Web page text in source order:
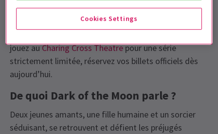
Dark of the Moonest une comédie musicale
surnaturelle sur la sorcellerie, les préjugés des petites
jouez auCharing Cross Theatrepour une série
strictement limitée, réservez vos billets officiels dès
aujourd’hui.
De quoi Dark of the Moon parle ?
Deux jeunes amants, une fille humaine et un sorcier
séduisant, se retrouvent et défient les préjugés
Cookies Settings